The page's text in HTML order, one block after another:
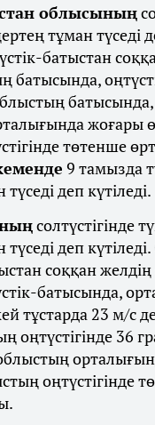
облысының
тұман түседі
батыстан
батысында,
батысында,
жоғары
төтенше
9 тамызда
деп күтіледі.
солтүстігінде
деп
соққан желдің
батысында,
тұстарда 23 м/с
оңтүстігінде 36
оңтүстігінде